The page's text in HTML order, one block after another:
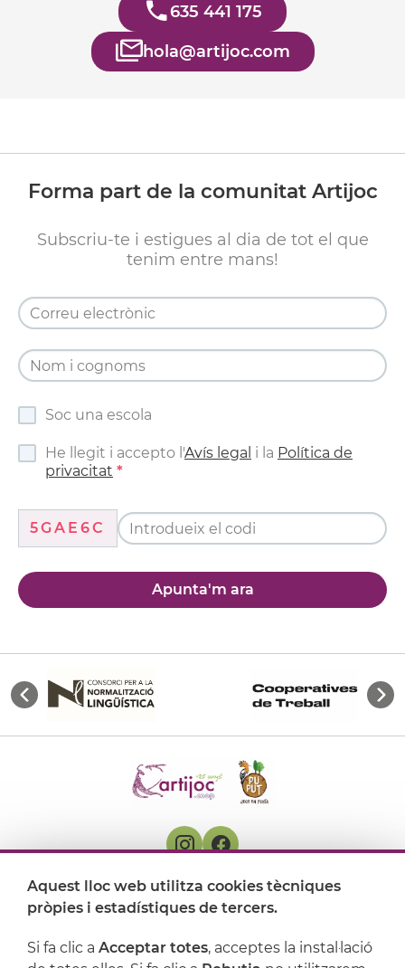
635 441 175
hola@artijoc.com
Forma part de la comunitat Artijoc
Subscriu-te i estigues al dia de tot el que
tenim entre mans!
Soc una escola
He llegit i accepto l'Avís legal i la Política de
privacitat
5GAE6C
Apunta'm ara
On ens trobem
Aquest lloc web utilitza cookies tècniques
pròpies i estadístiques de tercers.
Si fa clic a Acceptar totes, acceptes la instal·lació